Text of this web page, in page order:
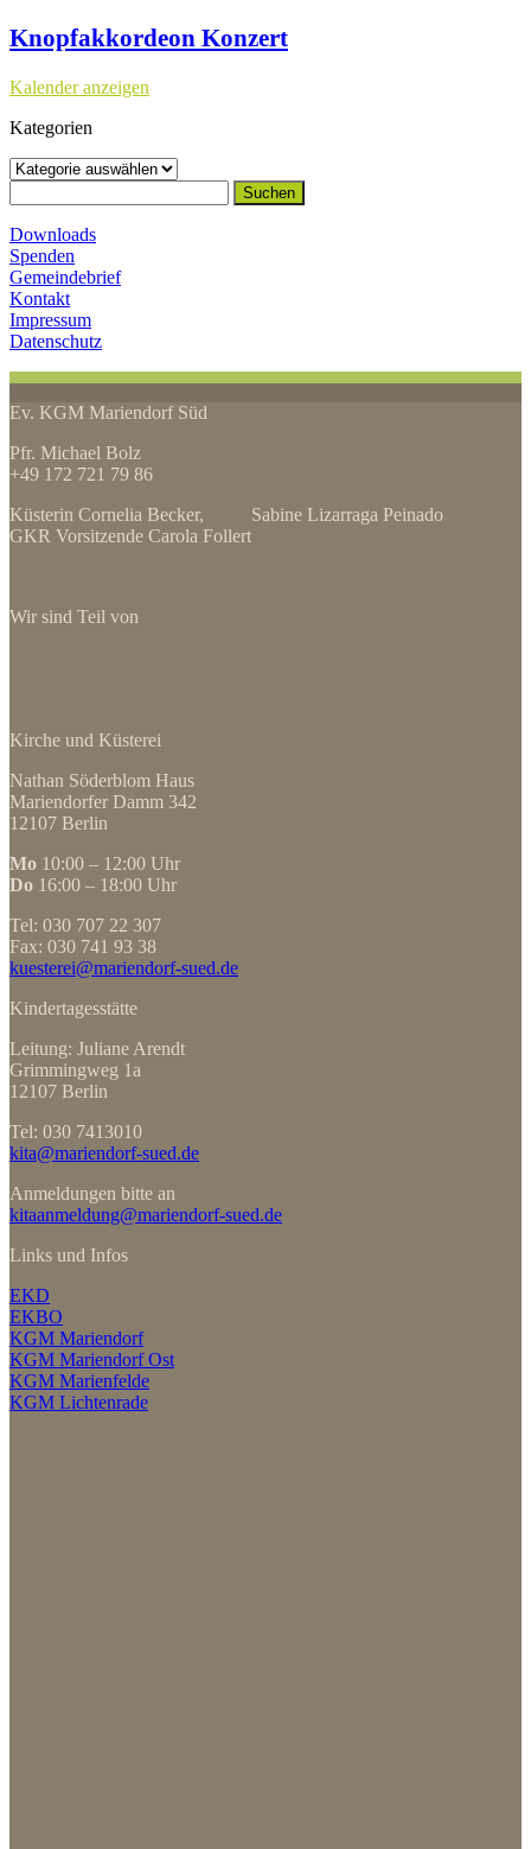
Knopfakkordeon Konzert
Kalender anzeigen
Kategorien
Kategorien
nach:
Downloads
Spenden
Gemeindebrief
Kontakt
Impressum
Datenschutz
Ev. KGM Mariendorf Süd
Pfr. Michael Bolz
+49 172 721 79 86
Küsterin Cornelia Becker, Sabine Lizarraga Peinado
GKR Vorsitzende Carola Follert
Wir sind Teil von
Kirche und Küsterei
Nathan Söderblom Haus
Mariendorfer Damm 342
12107 Berlin
Mo 10:00 – 12:00 Uhr
Do 16:00 – 18:00 Uhr
Tel: 030 707 22 307
Fax: 030 741 93 38
kuesterei@mariendorf-sued.de
Kindertagesstätte
Leitung: Juliane Arendt
Grimmingweg 1a
12107 Berlin
Tel: 030 7413010
kita@mariendorf-sued.de
Anmeldungen bitte an
kitaanmeldung@mariendorf-sued.de
Links und Infos
EKD
EKBO
KGM Mariendorf
KGM Mariendorf Ost
KGM Marienfelde
KGM Lichtenrade